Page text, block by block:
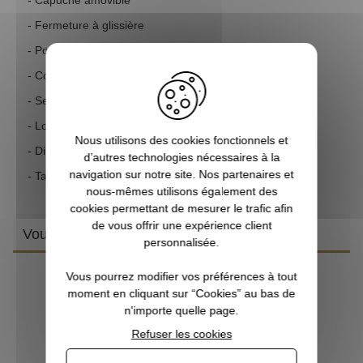
- Fermeture à glissière
- Poignet réglable a Velcro
- Cordon de serrage sur le bas
- Se range dans la poche
- Logo beretta caoutchouté sur le rabat de la poche
- Disponible en coloris Vert et Marron
- Taille du S au 4XL
Vous aimerez aussi
Nous utilisons des cookies fonctionnels et
d’autres technologies nécessaires à la
navigation sur notre site. Nos partenaires et
nous-mêmes utilisons également des
cookies permettant de mesurer le trafic afin
de vous offrir une expérience client
personnalisée.
Vous pourrez modifier vos préférences à tout
moment en cliquant sur “Cookies” au bas de
n'importe quelle page.
Refuser les cookies